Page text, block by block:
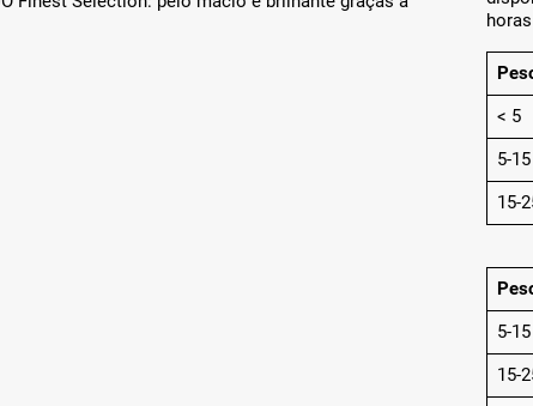
< 5
5-15
15-
5-15
15-